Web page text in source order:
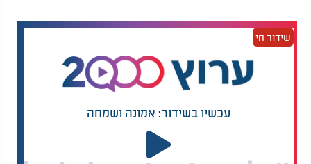
שידור חי
עכשיו בשידור: אמונה ושמחה